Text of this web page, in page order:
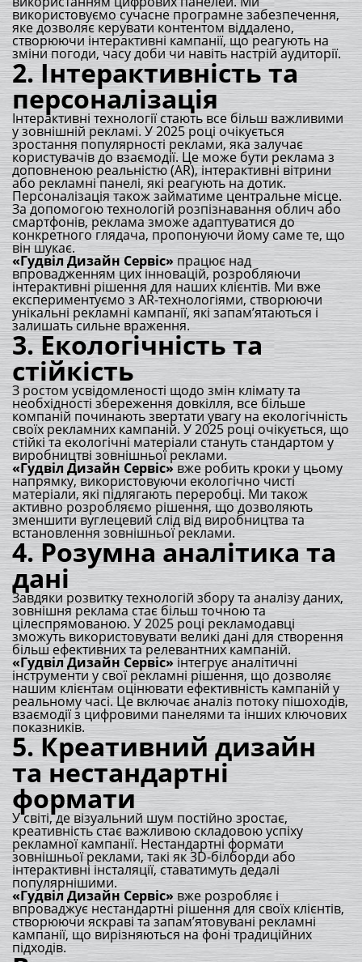
використовуємо сучасне програмне забезпечення,
яке дозволяє керувати контентом віддалено,
створюючи інтерактивні кампанії, що реагують на
зміни погоди, часу доби чи навіть настрій аудиторії.
2.Інтерактивність та
персоналізація
Інтерактивні технології стають все більш важливими
у зовнішній рекламі. У 2025 році очікується
зростання популярності реклами, яка залучає
користувачів до взаємодії. Це може бути реклама з
доповненою реальністю (AR), інтерактивні вітрини
або рекламні панелі, які реагують на дотик.
Персоналізація також займатиме центральне місце.
За допомогою технологій розпізнавання облич або
смартфонів, реклама зможе адаптуватися до
конкретного глядача, пропонуючи йому саме те, що
він шукає.
«Гудвіл Дизайн Сервіс» працює над
впровадженням цих інновацій, розробляючи
інтерактивні рішення для наших клієнтів. Ми вже
експериментуємо з AR-технологіями, створюючи
унікальні рекламні кампанії, які запам’ятаються і
залишать сильне враження.
3.Екологічність та
стійкість
З ростом усвідомленості щодо змін клімату та
необхідності збереження довкілля, все більше
компаній починають звертати увагу на екологічність
своїх рекламних кампаній. У 2025 році очікується, що
стійкі та екологічні матеріали стануть стандартом у
виробництві зовнішньої реклами.
«Гудвіл Дизайн Сервіс» вже робить кроки у цьому
напрямку, використовуючи екологічно чисті
матеріали, які підлягають переробці. Ми також
активно розробляємо рішення, що дозволяють
зменшити вуглецевий слід від виробництва та
встановлення зовнішньої реклами.
4.Розумна аналітика та
дані
Завдяки розвитку технологій збору та аналізу даних,
зовнішня реклама стає більш точною та
цілеспрямованою. У 2025 році рекламодавці
зможуть використовувати великі дані для створення
більш ефективних та релевантних кампаній.
«Гудвіл Дизайн Сервіс» інтегрує аналітичні
інструменти у свої рекламні рішення, що дозволяє
нашим клієнтам оцінювати ефективність кампаній у
реальному часі. Це включає аналіз потоку пішоходів,
взаємодії з цифровими панелями та інших ключових
показників.
5.Креативний дизайн
та нестандартні
формати
У світі, де візуальний шум постійно зростає,
креативність стає важливою складовою успіху
рекламної кампанії. Нестандартні формати
зовнішньої реклами, такі як 3D-білборди або
інтерактивні інсталяції, ставатимуть дедалі
популярнішими.
«Гудвіл Дизайн Сервіс» вже розробляє і
впроваджує нестандартні рішення для своїх клієнтів,
створюючи яскраві та запам’ятовувані рекламні
кампанії, що вирізняються на фоні традиційних
підходів.